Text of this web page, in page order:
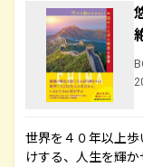
世界を４０年以上
けする、人生を輝